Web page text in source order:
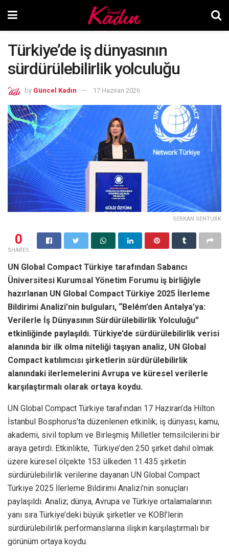
Türkiye’de iş dünyasının
sürdürülebilirlik yolculuğu
by Güncel Kadın 17 Haziran 2026
SERKAN SENTURK
0
SHARES
UN Global Compact Türkiye tarafından Sabancı
Üniversitesi Kurumsal Yönetim Forumu iş birliğiyle
hazırlanan UN Global Compact Türkiye 2025 İlerleme
Bildirimi Analizi’nin bulguları, “Belém’den Antalya’ya:
Verilerle İş Dünyasının Sürdürülebilirlik Yolculuğu”
etkinliğinde paylaşıldı. Türkiye’de sürdürülebilirlik verisi
alanında bir ilk olma niteliği taşıyan analiz, UN Global
Compact katılımcısı şirketlerin sürdürülebilirlik
alanındaki ilerlemelerini Avrupa ve küresel verilerle
karşılaştırmalı olarak ortaya koydu.
UN Global Compact Türkiye tarafından 17 Haziran’da Hilton
İstanbul Bosphorus’ta düzenlenen etkinlik; iş dünyası, kamu,
akademi, sivil toplum ve Birleşmiş Milletler temsilcilerini bir
araya getirdi. Etkinlikte, Türkiye’den 250 şirket dahil olmak
üzere küresel ölçekte 153 ülkeden 11.435 şirketin
sürdürülebilirlik verilerine dayanan UN Global Compact
Türkiye 2025 İlerleme Bildirimi Analizi’nin sonuçları
paylaşıldı. Analiz; dünya, Avrupa ve Türkiye ortalamalarının
yanı sıra Türkiye’deki büyük şirketler ve KOBİ’lerin
sürdürülebilirlik performanslarına ilişkin karşılaştırmalı bir
görünüm ortaya koydu.